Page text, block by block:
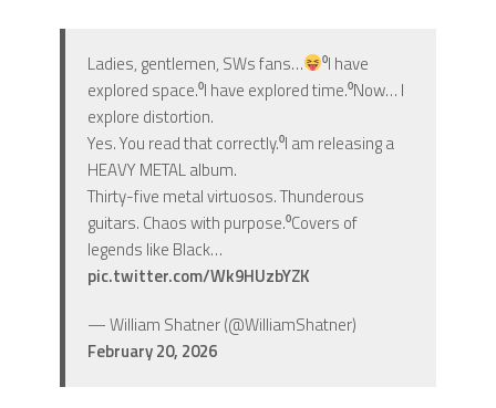
Ladies, gentlemen, SWs fans…
⁰I have
explored space.⁰I have explored time.⁰Now… I
explore distortion.
Yes. You read that correctly.⁰I am releasing a
HEAVY METAL album.
Thirty-five metal virtuosos. Thunderous
guitars. Chaos with purpose.⁰Covers of
legends like Black…
pic.twitter.com/Wk9HUzbYZK
— William Shatner (@WilliamShatner)
February 20, 2026